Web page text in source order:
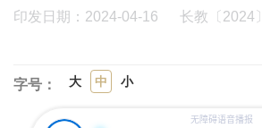
印发日期：2024-04-16 长教〔2024
字号： 大 中 小